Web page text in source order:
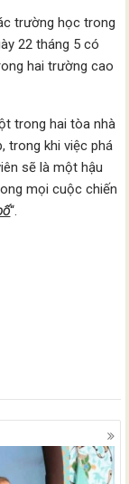
trường học trong
22 tháng 5 có
hai trường cao
trong hai tòa nhà
trong khi việc phá
sẽ là một hậu
mọi cuộc chiến
“.